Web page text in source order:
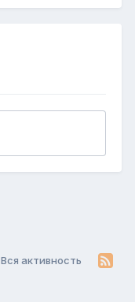
Вся активность